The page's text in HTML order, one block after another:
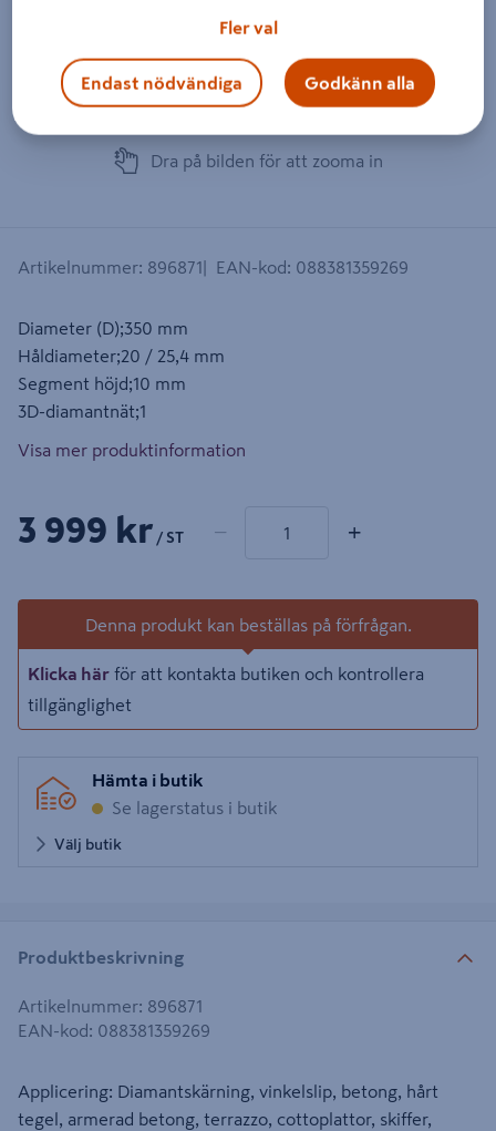
Dra på bilden för att zooma in
Artikelnummer: 896871 EAN-kod: 088381359269
Diameter (D);350 mm
Håldiameter;20 / 25,4 mm
Segment höjd;10 mm
3D-diamantnät;1
Visa mer produktinformation
3 999 kr / ST − +
Denna produkt kan beställas på förfrågan.
Klicka här för att kontakta butiken och kontrollera
tillgänglighet
Hämta i butik
Se lagerstatus i butik
Välj butik
Produktbeskrivning
Artikelnummer: 896871
EAN-kod: 088381359269
Applicering: Diamantskärning, vinkelslip, betong, hårt
tegel, armerad betong, terrazzo, cottoplattor, skiffer,
Fler val
Endast nödvändiga Godkänn alla